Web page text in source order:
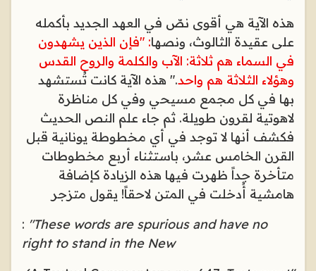
هذه الآية هي أقوى نصّ في العهد الجديد بأكمله
على عقيدة الثالوث، ونصها: "فإن الذين يشهدون
في السماء هم ثلاثة: الآب والكلمة والروح القدس
وهؤلاء الثلاثة هم واحد." هذه الآية كانت تُستشهد
بها في كل مجمع مسيحي وفي كل مناظرة
لاهوتية لقرون طويلة. ثم جاء علم النص الحديث
فكشف أنها لا توجد في أي مخطوطة يونانية قبل
القرن الخامس عشر، باستثناء أربع مخطوطات
متأخرة جداً ظهرت فيها هذه الزيادة كإضافة
هامشية أُدخلت في المتن لاحقاً! يقول متزجر
: "These words are spurious and have no
right to stand in the New